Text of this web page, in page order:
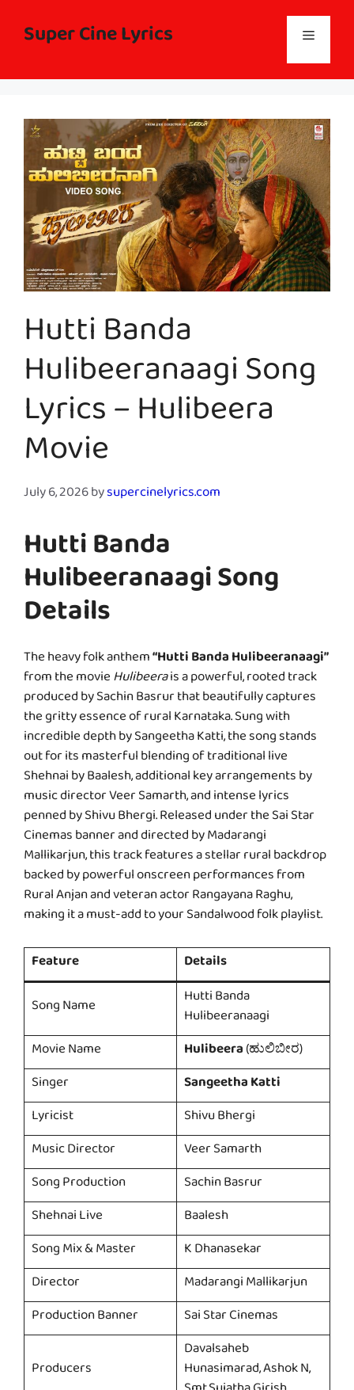
contentSuper Cine Lyrics Menu
Hutti Banda
Hulibeeranaagi Song
Lyrics – Hulibeera
Movie
July 6, 2026bysupercinelyrics.com
Hutti Banda
Hulibeeranaagi Song
Details
The heavy folk anthem“Hutti Banda Hulibeeranaagi”
from the movieHulibeerais a powerful, rooted track
produced by Sachin Basrur that beautifully captures
the gritty essence of rural Karnataka. Sung with
incredible depth by Sangeetha Katti, the song stands
out for its masterful blending of traditional live
Shehnai by Baalesh, additional key arrangements by
music director Veer Samarth, and intense lyrics
penned by Shivu Bhergi. Released under the Sai Star
Cinemas banner and directed by Madarangi
Mallikarjun, this track features a stellar rural backdrop
backed by powerful onscreen performances from
Rural Anjan and veteran actor Rangayana Raghu,
making it a must-add to your Sandalwood folk playlist.
Feature
Details
Song Name
Hutti Banda
Hulibeeranaagi
Movie Name
Hulibeera(ಹುಲಿಬೀರ)
Singer
Sangeetha Katti
Lyricist
Shivu Bhergi
Music Director
Veer Samarth
Song Production
Sachin Basrur
Shehnai Live
Baalesh
Song Mix & Master
K Dhanasekar
Director
Madarangi Mallikarjun
Production Banner
Sai Star Cinemas
Producers
Davalsaheb
Hunasimarad, Ashok N,